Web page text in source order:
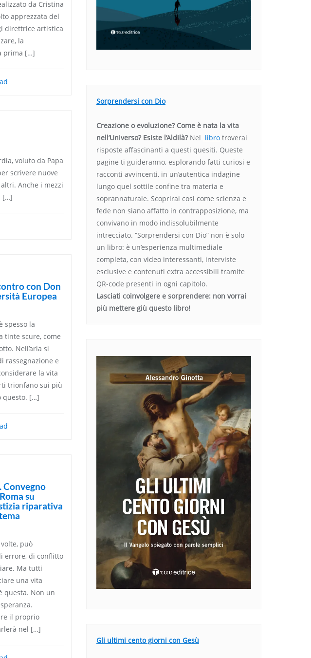
da Cristina
apprezzata del
direttrice artistica
la
prima […]
voluto da Papa
scrivere nuove
Anche i mezzi
[…]
con Don
Europea
spesso la
tinte scure, come
Nell’aria si
rassegnazione e
la vita
trionfano sui più
questo. […]
Convegno
su
riparativa
può
errore, di conflitto
Ma tutti
una vita
questa. Non un
il proprio
nel […]
Sorprendersi con Dio
Creazione o evoluzione? Come è nata la vita
nell’Universo? Esiste l’Aldilà? Nel libro troverai
risposte affascinanti a questi quesiti. Queste
pagine ti guideranno, esplorando fatti curiosi e
racconti avvincenti, in un’autentica indagine
lungo quel sottile confine tra materia e
soprannaturale. Scoprirai così come scienza e
fede non siano affatto in contrapposizione, ma
convivano in modo indissolubilmente
intrecciato. “Sorprendersi con Dio” non è solo
un libro: è un’esperienza multimediale
completa, con video interessanti, interviste
esclusive e contenuti extra accessibili tramite
QR-code presenti in ogni capitolo.
Lasciati coinvolgere e sorprendere: non vorrai
più mettere giù questo libro!
Gli ultimi cento giorni con Gesù